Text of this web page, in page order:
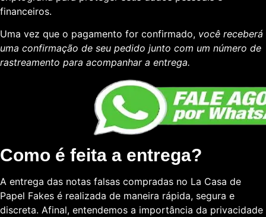
financeiros.
Uma vez que o pagamento for confirmado, você receberá
uma confirmação de seu pedido junto com um número de
rastreamento para acompanhar a entrega.
Como é feita a entrega?
A entrega das notas falsas compradas no La Casa de
Papel Fakes é realizada de maneira rápida, segura e
discreta. Afinal, entendemos a importância da privacidade